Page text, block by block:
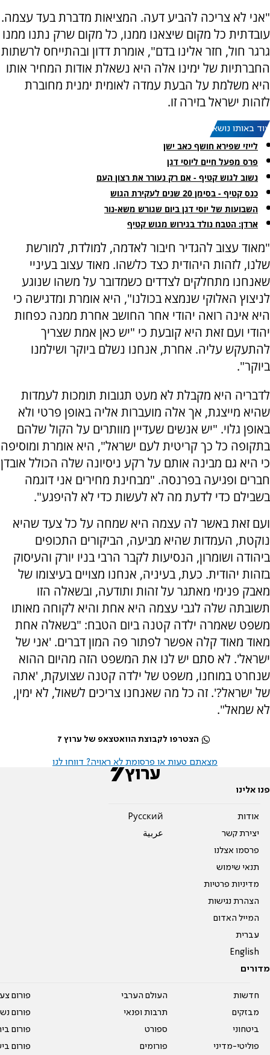
"אני לא צריכה להביע דעה. המציאות מדברת בעד עצמה.
עובדתית כל מקום שיצאנו ממנו, כל מקום שרק נתנו ממנו
גרגר חול, חזר אלינו בדם", אומרת דדון ובהתייחס לרשתות
החברתיות של ימינו אלה היא נשאלת אודות המחיר אותו
היא משלמת על הבעת עמדה לאומית ימנית מחוברת
לזהות ישראל בזירה זו.
עוד באותו נושא:
לייזי שפירא חושף כאב ישן
פרס מפעל חיים ליוסי דגן
נשוב לגוש קטיף - אם רק נעורר את רצון העם
כנס קטיף - בסימן 20 שנים לעקירת הגוש
השבועות של יוסי דגן ביום שגורש משא-נור
ארדן: הטבח נולד בגירוש מגוש קטיף
"מאוד עצוב להגדיר חיבור לאדמה, למולדת, למורשת
שלנו, לזהות היהודית כצד כלשהו. מאוד עצוב בעיניי
שאנחנו מתחלקים לצדדים כשמדובר על משהו שנוגע
לניצוץ האלוקי שנמצא בכולנו", היא אומרת ומדגישה כי
היא אינה רואה יהודי אחר החושב אחרת ממנה כפחות
יהודי ועם זאת היא קובעת כי "יש כאן אמת שצריך
להתעקש עליה. אחרת, אנחנו נשלם ביוקר ושילמנו
ביוקר".
לדבריה היא מקבלת לא מעט תגובות תומכות לעמדות
שהיא מייצגת, אך אלה מועברות אליה באופן פרטי ולא
באופן גלוי. "יש אנשים שעדיין מוותרים על הקול שלהם
בתקופה כל כך קריטית לעם ישראל", היא אומרת ומוסיפה
כי היא גם מבינה אותם על רקע ניסיונה שלה הכולל אובדן
חברים ופגיעה בפרנסה. "מבחינת מחירים אני דוגמה
בשבילם כדי לדעת מה לא לעשות כדי לא להיפגע".
ועם זאת באשר לה עצמה היא שמחה על כל צעד שהיא
נוקטת, העמדות שהיא מביעה, הביקורים התכופים
ביהודה ושומרון, הנסיעות לקבר הרבי בניו יורק והעיסוק
בזהות יהודית. כעת, בעיניה, אנחנו מצויים בעיצומו של
מאבק פנימי מאתגר על זהות ותודעה, ובשאלה הזו
תשובתה שלה לגבי עצמה היא אחת והיא לקוחה מאותו
משפט שאמרה ילדה קטנה ביום הטבח: "בשאלה אחת
מאוד מאוד קלה אפשר לפתור פה המון דברים. 'אני של
ישראל'. לא סתם יש לנו את המשפט הזה מהיום ההוא
שנחרט במוחנו, משפט של ילדה קטנה שצועקת, 'אתה
של ישראל?'. זה כל מה שאנחנו צריכים לשאול, לא ימין,
לא שמאל".
הצטרפו לקבוצת הוואטצאפ של ערוץ 7
מצאתם טעות או פרסומת לא ראויה? דווחו לנו
פנו אלינו
אודות
יצירת קשר
פרסמו אצלנו
תנאי שימוש
מדיניות פרטיות
הצהרת נגישות
המייל האדום
עברית
English
Pусский
عربية
מדורים
חדשות
מבזקים
ביטחוני
פוליטי-מדיני
העולם הערבי
תרבות ופנאי
ספורט
פורומים
פורום
פורום
פורום
פורום